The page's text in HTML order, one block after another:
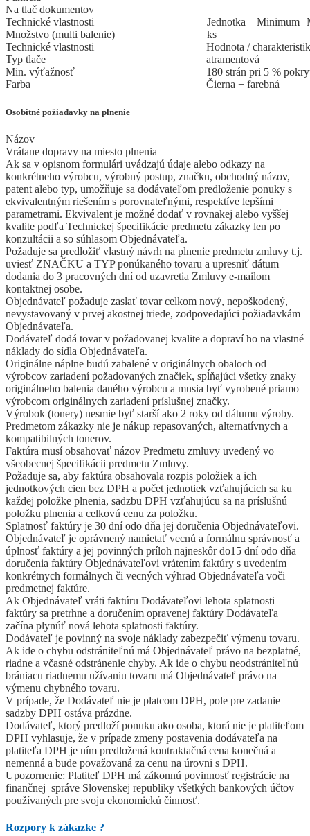
Na tlač dokumentov
Technické vlastnosti
Jed­not­ka Mi­ni­mum
Množstvo (multi balenie)
ks
Technické vlastnosti
Hodnota /
Typ tlače
atramentová
Min. výťažnosť
180 strán pri 5 %
Farba
Čierna + farebná
Osobitné požiadavky na plnenie
Názov
Vrátane dopravy na miesto plnenia
Ak sa v opisnom formulári uvádzajú údaje alebo odkazy na
konkrétneho výrobcu, výrobný postup, značku, obchodný názov,
patent alebo typ, umožňuje sa dodávateľom predloženie ponuky s
ekvivalentným riešením s porovnateľnými, respektíve lepšími
parametrami. Ekvivalent je možné dodať v rovnakej alebo vyššej
kvalite podľa Technickej špecifikácie predmetu zákazky len po
konzultácii a so súhlasom Objednávateľa.
Požaduje sa predložiť vlastný návrh na plnenie predmetu zmluvy t.j.
uviesť ZNAČKU a TYP ponúkaného tovaru a upresniť dátum
dodania do 3 pracovných dní od uzavretia Zmluvy e-mailom
kontaktnej osobe.
Objednávateľ požaduje zaslať tovar celkom nový, nepoškodený,
nevystavovaný v prvej akostnej triede, zodpovedajúci požiadavkám
Objednávateľa.
Dodávateľ dodá tovar v požadovanej kvalite a dopraví ho na vlastné
náklady do sídla Objednávateľa.
Originálne náplne budú zabalené v originálnych obaloch od
výrobcov zariadení požadovaných značiek, spĺňajúci všetky znaky
originálneho balenia daného výrobcu a musia byť vyrobené priamo
výrobcom originálnych zariadení príslušnej značky.
Výrobok (tonery) nesmie byť starší ako 2 roky od dátumu výroby.
Predmetom zákazky nie je nákup repasovaných, alternatívnych a
kompatibilných tonerov.
Faktúra musí obsahovať názov Predmetu zmluvy uvedený vo
všeobecnej špecifikácii predmetu Zmluvy.
Požaduje sa, aby faktúra obsahovala rozpis položiek a ich
jednotkových cien bez DPH a počet jednotiek vzťahujúcich sa ku
každej položke plnenia, sadzbu DPH vzťahujúcu sa na príslušnú
položku plnenia a celkovú cenu za položku.
Splatnosť faktúry je 30 dní odo dňa jej doručenia Objednávateľovi.
Objednávateľ je oprávnený namietať vecnú a formálnu správnosť a
úplnosť faktúry a jej povinných príloh najneskôr do15 dní odo dňa
doručenia faktúry Objednávateľovi vrátením faktúry s uvedením
konkrétnych formálnych či vecných výhrad Objednávateľa voči
predmetnej faktúre.
Ak Objednávateľ vráti faktúru Dodávateľovi lehota splatnosti
faktúry sa pretrhne a doručením opravenej faktúry Dodávateľa
začína plynúť nová lehota splatnosti faktúry.
Dodávateľ je povinný na svoje náklady zabezpečiť výmenu tovaru.
Ak ide o chybu odstrániteľnú má Objednávateľ právo na bezplatné,
riadne a včasné odstránenie chyby. Ak ide o chybu neodstrániteľnú
brániacu riadnemu užívaniu tovaru má Objednávateľ právo na
výmenu chybného tovaru.
V prípade, že Dodávateľ nie je platcom DPH, pole pre zadanie
sadzby DPH ostáva prázdne.
Dodávateľ, ktorý predloží ponuku ako osoba, ktorá nie je platiteľom
DPH vyhlasuje, že v prípade zmeny postavenia dodávateľa na
platiteľa DPH je ním predložená kontraktačná cena konečná a
nemenná a bude považovaná za cenu na úrovni s DPH.
Upozornenie: Platiteľ DPH má zákonnú povinnosť registrácie na
finančnej správe Slovenskej republiky všetkých bankových účtov
používaných pre svoju ekonomickú činnosť.
Rozpory k zákazke ?